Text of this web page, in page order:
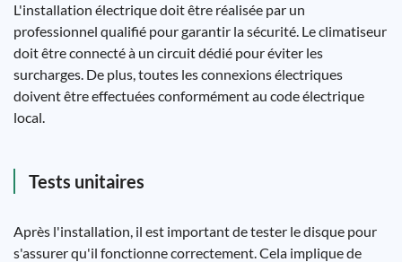
L'installation électrique doit être réalisée par un
professionnel qualifié pour garantir la sécurité. Le climatiseur
doit être connecté à un circuit dédié pour éviter les
surcharges. De plus, toutes les connexions électriques
doivent être effectuées conformément au code électrique
local.
Tests unitaires
Après l'installation, il est important de tester le disque pour
s'assurer qu'il fonctionne correctement. Cela implique de